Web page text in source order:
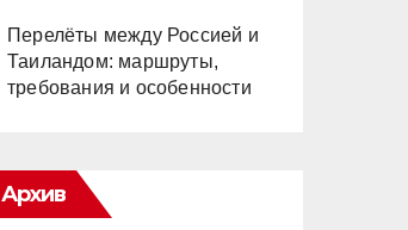
Перелёты между Россией и
Таиландом: маршруты,
требования и особенности
Архив